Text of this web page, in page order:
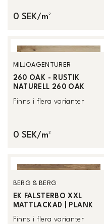
0 SEK/m²
MILJÖAGENTURER
260 OAK - RUSTIK
NATURELL 260 OAK
Finns i flera varianter
0 SEK/m²
BERG & BERG
EK FALSTERBO XXL
MATTLACKAD | PLANK
Finns i flera varianter